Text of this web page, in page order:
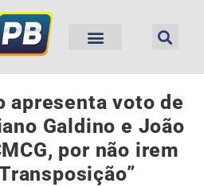
apresenta voto de
Galdino e João
por não irem